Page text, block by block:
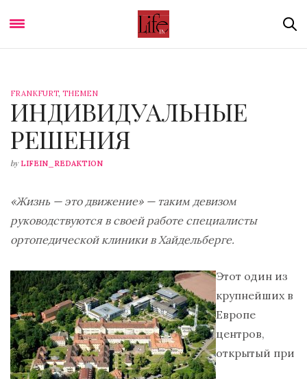
FRANKFURT, THEMEN
ИНДИВИДУАЛЬНЫЕ
РЕШЕНИЯ
by LIFEIN_REDAKTION
«Жизнь — это движение» — таким девизом
руководствуются в своей работе специалисты
ортопедической клиники в Хайдельберге.
Этот один из
крупнейших в
Европе
центров,
открытый при